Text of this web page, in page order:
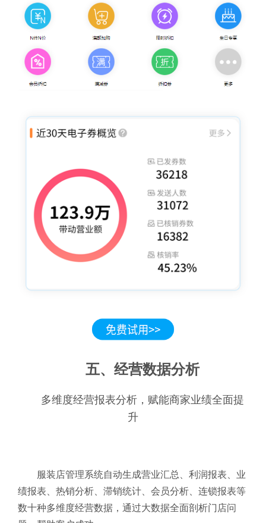
五、经营数据分析
多维度经营报表分析，赋能商家业绩全面提
升
服装店管理系统自动生成营业汇总、利润报表、业
绩报表、热销分析、滞销统计、会员分析、连锁报表等
数十种多维度经营数据，通过大数据全面剖析门店问